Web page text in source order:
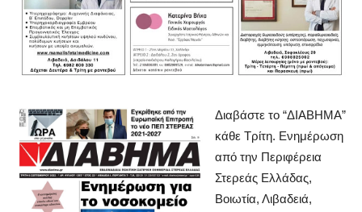
Διαβάστε το “ΔIABHMA”
κάθε Τρίτη. Ενημέρωση
από την Περιφέρεια
Στερεάς Ελλάδας,
Βοιωτία, Λιβαδειά,